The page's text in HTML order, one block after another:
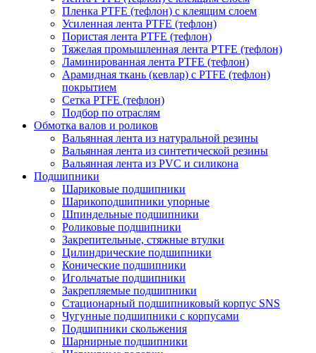
Пленка PTFE (тефлон) с клеящим слоем
Усиленная лента PTFE (тефлон)
Пористая лента PTFE (тефлон)
Тяжелая промышленная лента PTFE (тефлон)
Ламинированная лента PTFE (тефлон)
Арамидная ткань (кевлар) с PTFE (тефлон)
покрытием
Сетка PTFE (тефлон)
Подбор по отраслям
Обмотка валов и роликов
Вальянная лента из натуральной резины
Вальянная лента из синтетической резины
Вальянная лента из PVC и силикона
Подшипники
Шариковые подшипники
Шарикоподшипники упорные
Шпиндельные подшипники
Роликовые подшипники
Закрепительные, стяжные втулки
Цилиндрические подшипники
Конические подшипники
Игольчатые подшипники
Закрепляемые подшипники
Стационарный подшипниковый корпус SNS
Чугунные подшипники с корпусами
Подшипники скольжения
Шарнирные подшипники